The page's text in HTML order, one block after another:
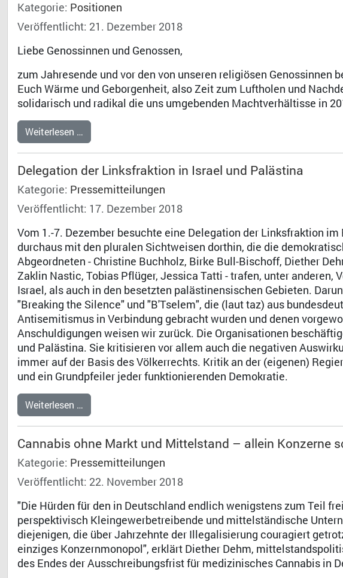
Kategorie: Positionen
Veröffentlicht: 21. Dezember 2018
Liebe Genossinnen und Genossen,
zum Jahresende und vor den von unseren religiösen Genossinnen
Euch Wärme und Geborgenheit, also Zeit zum Luftholen und
solidarisch und radikal die uns umgebenden Machtverhältisse in
Weiterlesen …
Delegation der Linksfraktion in Israel und Palästina
Kategorie: Pressemitteilungen
Veröffentlicht: 17. Dezember 2018
Vom 1.-7. Dezember besuchte eine Delegation der Linksfraktion
durchaus mit den pluralen Sichtweisen dorthin, die die
Abgeordneten - Christine Buchholz, Birke Bull-Bischoff, Diether
Zaklin Nastic, Tobias Pflüger, Jessica Tatti - trafen, unter
Israel, als auch in den besetzten palästinensischen Gebieten.
"Breaking the Silence" und "B'Tselem", die (laut taz) aus
Antisemitismus in Verbindung gebracht wurden und denen
Anschuldigungen weisen wir zurück. Die Organisationen
und Palästina. Sie kritisieren vor allem auch die negativen
immer auf der Basis des Völkerrechts. Kritik an der (eigenen)
und ein Grundpfeiler jeder funktionierenden Demokratie.
Weiterlesen …
Cannabis ohne Markt und Mittelstand – allein Konzerne
Kategorie: Pressemitteilungen
Veröffentlicht: 22. November 2018
"Die Hürden für den in Deutschland endlich wenigstens zum Teil
perspektivisch Kleingewerbetreibende und mittelständische
diejenigen, die über Jahrzehnte der Illegalisierung couragiert
einziges Konzernmonopol", erklärt Diether Dehm,
des Endes der Ausschreibungsfrist für medizinisches Cannabis in